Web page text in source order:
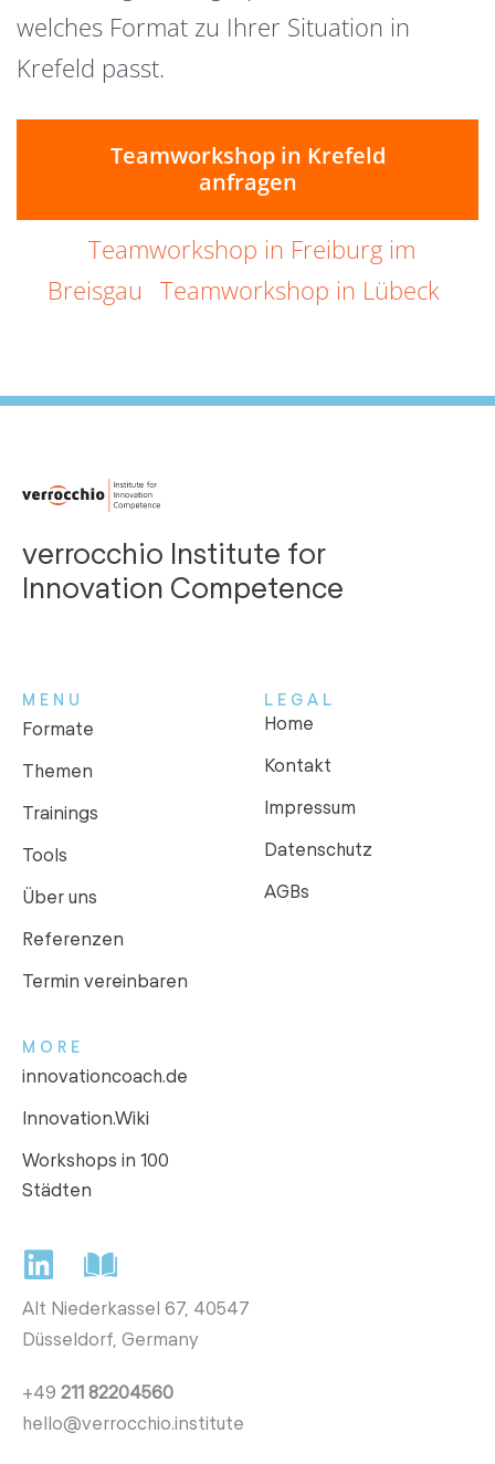
welches Format zu Ihrer Situation in
Krefeld passt.
Teamworkshop in Krefeld
anfragen
Teamworkshop in Freiburg im
Breisgau Teamworkshop in Lübeck
verrocchio Institute for
Innovation Competence
MENU
Formate
Themen
Trainings
Tools
Über uns
Referenzen
Termin vereinbaren
LEGAL
Home
Kontakt
Impressum
Datenschutz
AGBs
MORE
innovationcoach.de
Innovation.Wiki
Workshops in 100
Städten
Alt Niederkassel 67, 40547
Düsseldorf, Germany
+49 211 82204560
hello@verrocchio.institute